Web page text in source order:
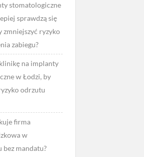
stomatologiczne
sprawdzą się
zmniejszyć ryzyko
zabiegu?
na implanty
w Łodzi, by
odrzutu
firma
w
bez mandatu?